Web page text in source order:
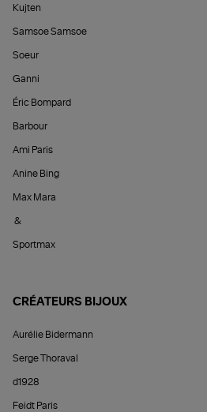
Kujten
Samsoe Samsoe
Soeur
Ganni
Éric Bompard
Barbour
Ami Paris
Anine Bing
Max Mara
&
Sportmax
CRÉATEURS BIJOUX
Aurélie Bidermann
Serge Thoraval
d1928
Feidt Paris